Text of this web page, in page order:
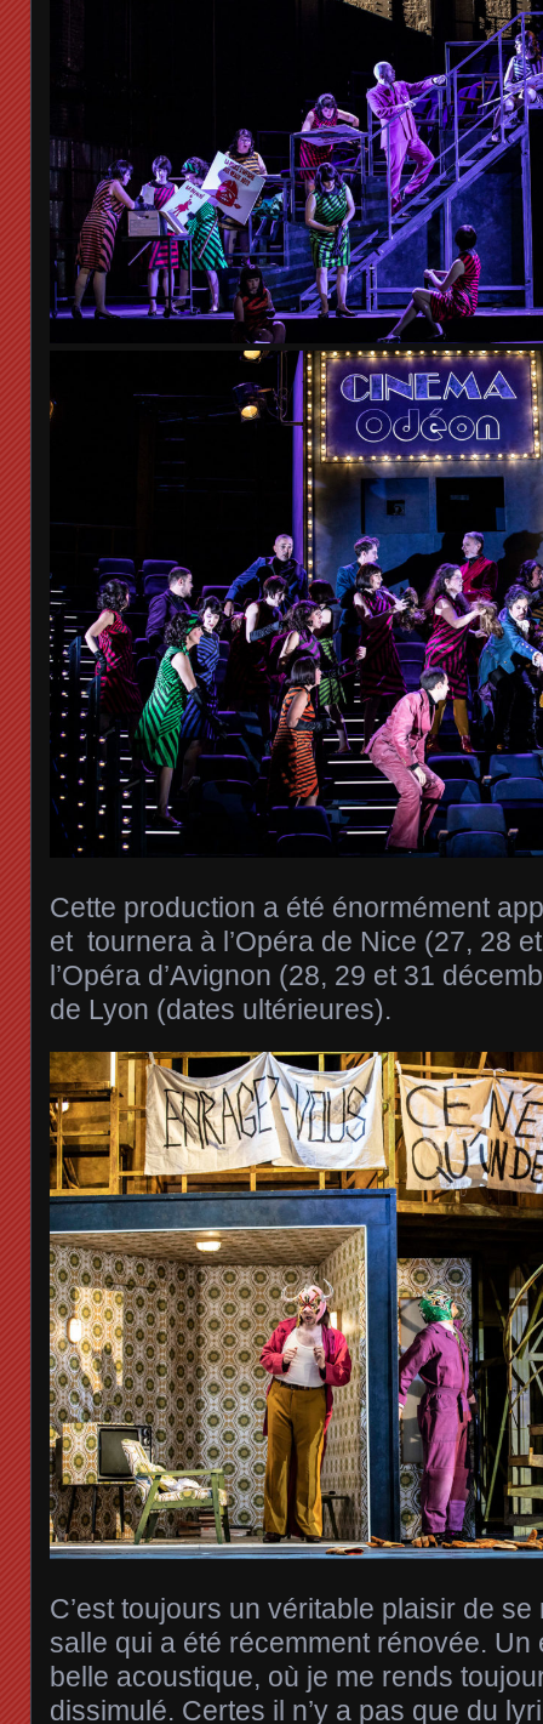
Cette production a été énormément
et tournera à l’Opéra de Nice (27, 28
l’Opéra d’Avignon (28, 29 et 31
de Lyon (dates ultérieures).
C’est toujours un véritable plaisir de
salle qui a été récemment rénovée.
belle acoustique, où je me rends
dissimulé. Certes il n’y a pas que du